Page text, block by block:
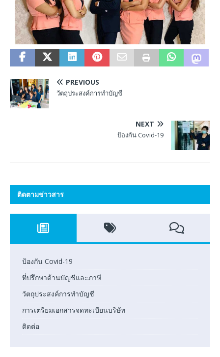
PREVIOUS
วัตถุประสงค์การทำบัญชี
NEXT
ป้องกัน Covid-19
ติดตามข่าวสาร
ป้องกัน Covid-19
ที่ปรึกษาด้านบัญชีและภาษี
วัตถุประสงค์การทำบัญชี
การเตรียมเอกสารจดทะเบียนบริษัท
ติดต่อ